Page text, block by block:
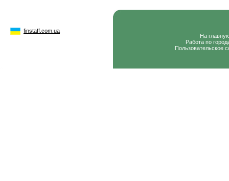
finstaff.com.ua
На
Работа по
Пользовательское